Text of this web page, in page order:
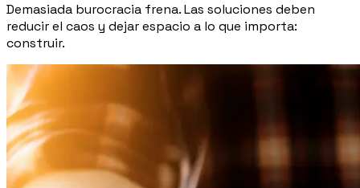
Demasiada burocracia frena. Las soluciones deben
reducir el caos y dejar espacio a lo que importa:
construir.